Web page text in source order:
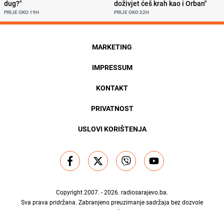
dug?"
PRIJE OKO 19H
doživjet ćeš krah kao i Orban"
PRIJE OKO 22H
MARKETING
IMPRESSUM
KONTAKT
PRIVATNOST
USLOVI KORIŠTENJA
Copyright 2007. - 2026. radiosarajevo.ba.
Sva prava pridržana. Zabranjeno preuzimanje sadržaja bez dozvole